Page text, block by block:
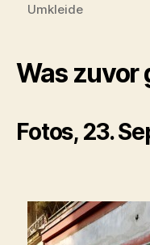
Umkleide
Was zuvor
Fotos, 23.